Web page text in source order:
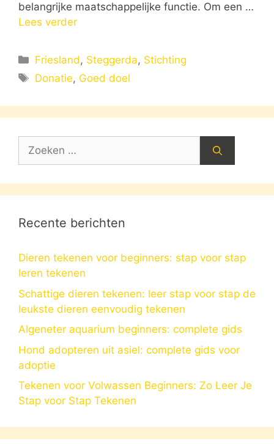
belangrijke maatschappelijke functie. Om een …
Lees verder
Categorieën
Friesland, Steggerda, Stichting
Tags
Donatie, Goed doel
Zoek
Recente berichten
Dieren tekenen voor beginners: stap voor stap
leren tekenen
Schattige dieren tekenen: leer stap voor stap de
leukste dieren eenvoudig tekenen
Algeneter aquarium beginners: complete gids
Hond adopteren uit asiel: complete gids voor
adoptie
Tekenen voor Volwassen Beginners: Zo Leer Je
Stap voor Stap Tekenen